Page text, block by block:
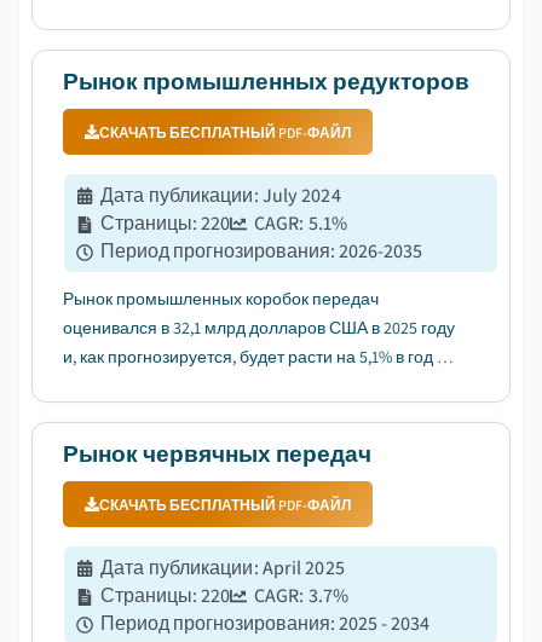
сторону электромобилей и передовых технологий
мобильности....
Рынок промышленных редукторов
СКАЧАТЬ БЕСПЛАТНЫЙ PDF-ФАЙЛ
Дата публикации:July 2024
Страницы:220 CAGR: 5.1%
Период прогнозирования:2026-2035
Рынок промышленных коробок передач
оценивался в 32,1 млрд долларов США в 2025 году
и, как прогнозируется, будет расти на 5,1% в год с
технологий Industry 4.0....
Рынок червячных передач
СКАЧАТЬ БЕСПЛАТНЫЙ PDF-ФАЙЛ
Дата публикации:April 2025
Страницы:220 CAGR: 3.7%
Период прогнозирования:2025 - 2034